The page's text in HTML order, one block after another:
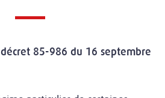
85-986 du 16 septembre